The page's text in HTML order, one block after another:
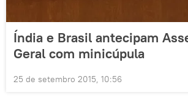
Índia e Brasil antecipam
Geral com minicúpula
25 de setembro 2015, 10:56